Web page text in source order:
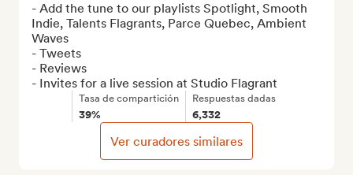
- Add the tune to our playlists Spotlight, Smooth
Indie, Talents Flagrants, Parce Quebec, Ambient
Waves
- Tweets
- Reviews
- Invites for a live session at Studio Flagrant
Tasa de compartición
39%
Respuestas dadas
6,332
Ver curadores similares